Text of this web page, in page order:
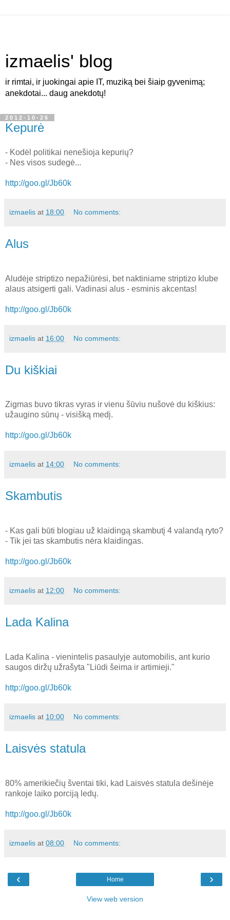
izmaelis' blog
ir rimtai, ir juokingai apie IT, muziką bei šiaip gyvenimą;
anekdotai... daug anekdotų!
2012-10-26
Kepurė
- Kodėl politikai nenešioja kepurių?
- Nes visos sudegė...
http://goo.gl/Jb60k
izmaelis at 18:00 No comments:
Alus
Aludėje striptizo nepažiūrėsi, bet naktiniame striptizo klube
alaus atsigerti gali. Vadinasi alus - esminis akcentas!
http://goo.gl/Jb60k
izmaelis at 16:00 No comments:
Du kiškiai
Zigmas buvo tikras vyras ir vienu šūviu nušovė du kiškius:
užaugino sūnų - visišką medį.
http://goo.gl/Jb60k
izmaelis at 14:00 No comments:
Skambutis
- Kas gali būti blogiau už klaidingą skambutį 4 valandą ryto?
- Tik jei tas skambutis nėra klaidingas.
http://goo.gl/Jb60k
izmaelis at 12:00 No comments:
Lada Kalina
Lada Kalina - vienintelis pasaulyje automobilis, ant kurio
saugos diržų užrašyta "Liūdi šeima ir artimieji."
http://goo.gl/Jb60k
izmaelis at 10:00 No comments:
Laisvės statula
80% amerikiečių šventai tiki, kad Laisvės statula dešinėje
rankoje laiko porciją ledų.
http://goo.gl/Jb60k
izmaelis at 08:00 No comments:
‹ ›
Home
View web version